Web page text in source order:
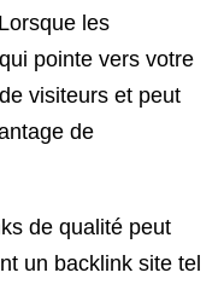
les
pointe vers votre
visiteurs et peut
de
de qualité peut
un backlink site tel